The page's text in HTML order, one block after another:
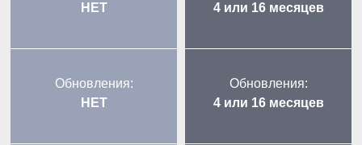
НЕТ
Обновления:
НЕТ
4 или 16 месяцев
Обновления:
4 или 16 месяцев